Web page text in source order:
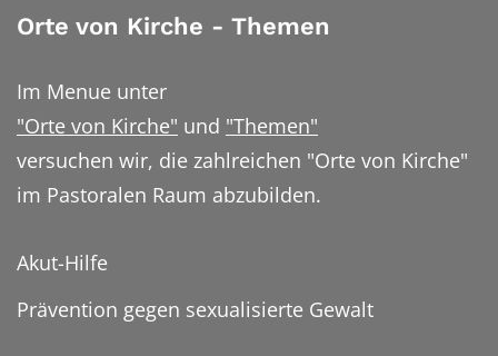
Orte von Kirche - Themen
Im Menue unter
"Orte von Kirche" und "Themen"
versuchen wir, die zahlreichen "Orte von Kirche"
im Pastoralen Raum abzubilden.
Akut-Hilfe
Prävention gegen sexualisierte Gewalt